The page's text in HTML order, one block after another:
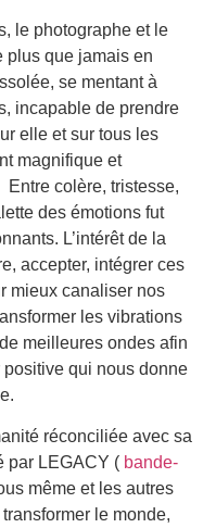
le photographe et le
plus que jamais en
se mentant à
incapable de prendre
elle et sur tous les
magnifique et
colère, tristesse,
des émotions fut
L’intérêt de la
accepter, intégrer ces
mieux canaliser nos
les vibrations
meilleures ondes afin
qui nous donne
réconciliée avec sa
par LEGACY ( bande-
même et les autres
le monde,